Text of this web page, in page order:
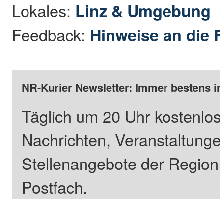
Lokales: Linz & Umgebung
Feedback: Hinweise an die
NR-Kurier Newsletter: Immer bestens
Täglich um 20 Uhr
Nachrichten,
Stellenangebote der
Postfach.